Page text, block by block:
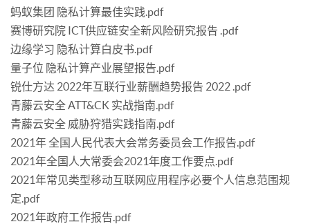
蚂蚁集团 隐私计算最佳实践.pdf
赛博研究院 ICT供应链安全新风险研究报告 .pdf
边缘学习 隐私计算白皮书.pdf
量子位 隐私计算产业展望报告.pdf
锐仕方达 2022年互联行业薪酬趋势报告 2022 .pdf
青藤云安全 ATT&CK 实战指南.pdf
青藤云安全 威胁狩猎实践指南.pdf
2021年 全国人民代表大会常务委员会工作报告.pdf
2021年全国人大常委会2021年度工作要点.pdf
2021年常见类型移动互联网应用程序必要个人信息范围规
定.pdf
2021年政府工作报告.pdf